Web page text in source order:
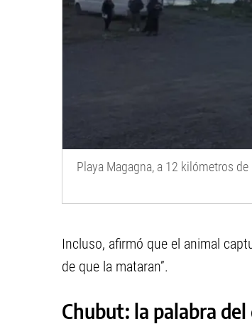
Playa Magagna, a 12 kilómetros
Incluso, afirmó que el animal
de que la mataran”.
Chubut: la palabra